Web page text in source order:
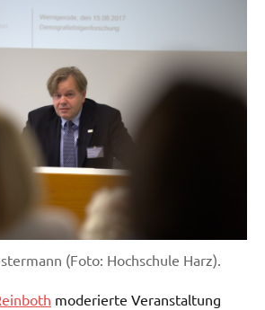
(Foto: Hochschule Harz).
moderierte Veranstaltung